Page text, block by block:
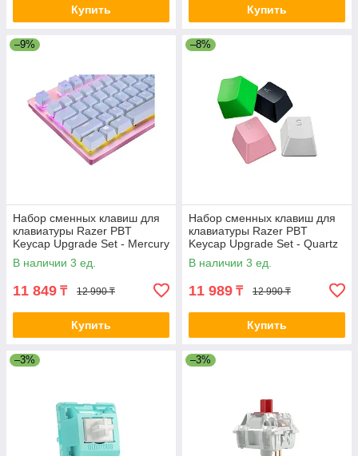
Купить Купить
–9%
Набор сменных клавиш для
клавиатуры Razer PBT
Keycap Upgrade Set - Mercury
White 2-012508 RC21-
01490200-R3M1
В наличии 3 ед.
11 849 ₸ 12 990 ₸
Купить
–8%
Набор сменных клавиш для
клавиатуры Razer PBT
Keycap Upgrade Set - Quartz
Pink 2-012461 RC21-
01490300-R3M1
В наличии 3 ед.
11 989 ₸ 12 990 ₸
Купить
–3% –3%